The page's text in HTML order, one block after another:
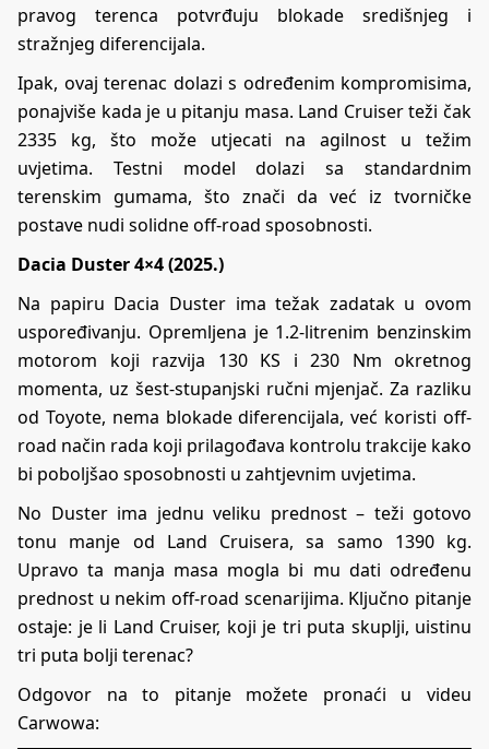
pravog terenca potvrđuju blokade središnjeg i
stražnjeg diferencijala.
Ipak, ovaj terenac dolazi s određenim kompromisima,
ponajviše kada je u pitanju masa. Land Cruiser teži čak
2335 kg, što može utjecati na agilnost u težim
uvjetima. Testni model dolazi sa standardnim
terenskim gumama, što znači da već iz tvorničke
postave nudi solidne off-road sposobnosti.
Dacia Duster 4×4 (2025.)
Na papiru Dacia Duster ima težak zadatak u ovom
uspoređivanju. Opremljena je 1.2-litrenim benzinskim
motorom koji razvija 130 KS i 230 Nm okretnog
momenta, uz šest-stupanjski ručni mjenjač. Za razliku
od Toyote, nema blokade diferencijala, već koristi off-
road način rada koji prilagođava kontrolu trakcije kako
bi poboljšao sposobnosti u zahtjevnim uvjetima.
No Duster ima jednu veliku prednost – teži gotovo
tonu manje od Land Cruisera, sa samo 1390 kg.
Upravo ta manja masa mogla bi mu dati određenu
prednost u nekim off-road scenarijima. Ključno pitanje
ostaje: je li Land Cruiser, koji je tri puta skuplji, uistinu
tri puta bolji terenac?
Odgovor na to pitanje možete pronaći u videu
Carwowa: